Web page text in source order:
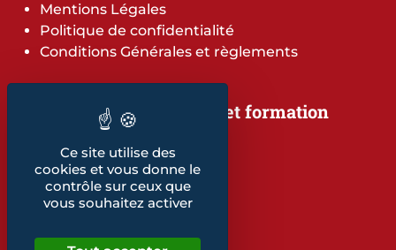
Mentions Légales
Politique de confidentialité
Conditions Générales et règlements
Notre offre de services et formation
Notre offre de services
Notre offre de formation
Notre dépliant formation
Les indicateurs
Ce site utilise des
cookies et vous donne le
contrôle sur ceux que
vous souhaitez activer